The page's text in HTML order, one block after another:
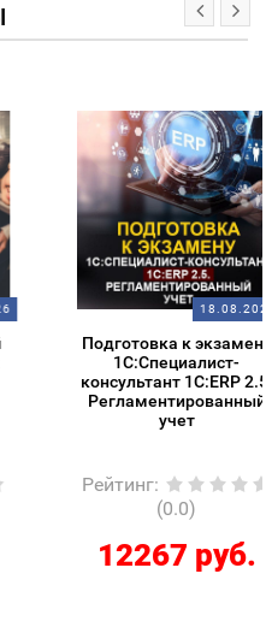
18.08.2026
Подготовка к экзамену
1С:Специалист-
консультант 1С:ERP 2.5.
Регламентированный
Рейтинг:
12267 руб.